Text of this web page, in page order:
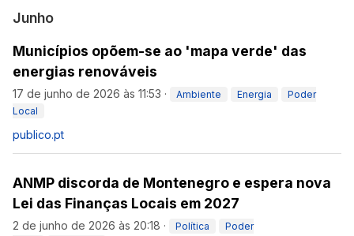
Junho
Municípios opõem-se ao 'mapa verde' das
energias renováveis
17 de junho de 2026 às 11:53 · Ambiente Energia
Poder
Local
publico.pt
ANMP discorda de Montenegro e espera nova
Lei das Finanças Locais em 2027
2 de junho de 2026 às 20:18 · Política
Poder